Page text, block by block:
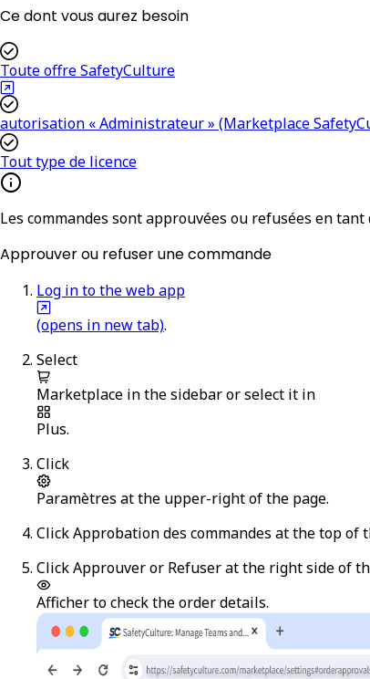
Ce dont vous aurez besoin
Toute offre SafetyCulture
autorisation « Administrateur » (Marketplace
Tout type de licence
Les commandes sont approuvées ou refusées en
Approuver ou refuser une commande
Log in to the web app
(opens in new tab).
Select
Marketplace in the sidebar or select it in
Plus.
Click
Paramètres at the upper-right of the page.
ClickApprobation des commandes at the top of
ClickApprouveror Refuserat the right side of
Afficherto check the order details.